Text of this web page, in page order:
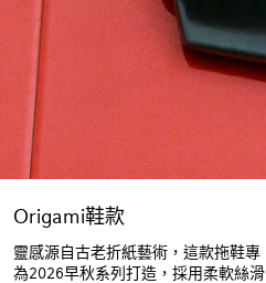
Origami鞋款
靈感源自古老折紙藝術，這款拖鞋專
為2026早秋系列打造，採用柔軟絲滑